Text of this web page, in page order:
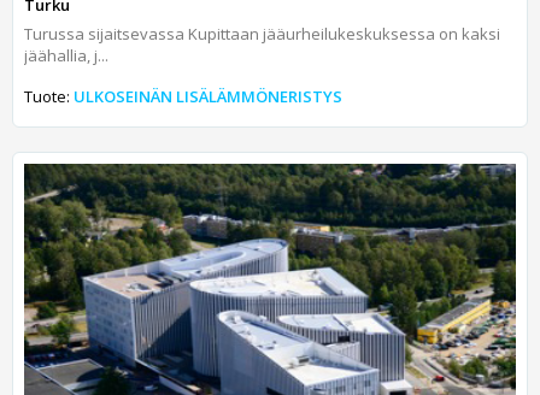
Turku
Turussa sijaitsevassa Kupittaan jääurheilukeskuksessa on kaksi
jäähallia, j...
Tuote: ULKOSEINÄN LISÄLÄMMÖNERISTYS